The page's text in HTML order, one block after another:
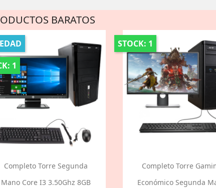
BARATOS
1
Completo Torre Segunda
Mano Core I3 3.50Ghz 8GB
STOCK: 1
Completo Torre
Económico Segunda